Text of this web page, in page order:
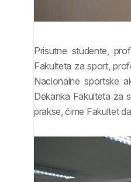
Prisutne studente,
Fakulteta za sport,
Nacionalne sportske
Dekanka Fakulteta za
prakse, čime Fakultet